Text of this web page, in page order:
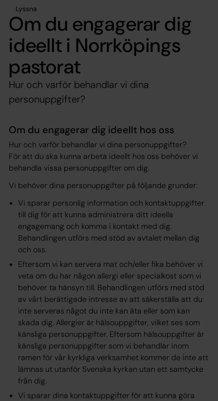
Lyssna
Om du engagerar dig
ideellt i Norrköpings
pastorat
Hur och varför behandlar vi dina
personuppgifter?
Om du engagerar dig ideellt hos oss
Hur och varför behandlar vi dina personuppgifter?
För att du ska kunna arbeta ideellt hos oss behöver vi
behandla vissa personuppgifter om dig.
Vi behöver dina personuppgifter på följande grunder:
Vi sparar personlig information och kontaktuppgifter
till dig för att kunna administrera ditt ideella
engagemang och komma i kontakt med dig.
Behandlingen utförs med stöd av avtalet mellan dig
och oss.
Eftersom vi kan servera mat och/eller fika behöver vi
veta om du har någon allergi eller specialkost som vi
behöver ta hänsyn till. Behandlingen utförs med stöd
av vårt berättigade intresse av att säkerställa att du
inte serveras något du inte kan äta eller som kan
skada dig. Allergier är hälsouppgifter, vilket ses som
känsliga personuppgifter. Eftersom hälsouppgifter är
känsliga personuppgifter som vi behandlar inom
ramen för vår kyrkliga verksamhet kommer de inte att
lämnas ut utanför Svenska kyrkan utan ett samtycke
från dig.
Vi sparar dina kontaktuppgifter för att kunna göra